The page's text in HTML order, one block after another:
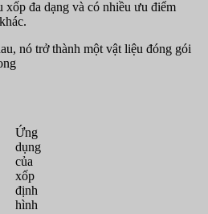
đa dạng và có nhiều ưu điểm
nó trở thành một vật liệu đóng gói
Ứng
dụng
của
xốp
định
hình